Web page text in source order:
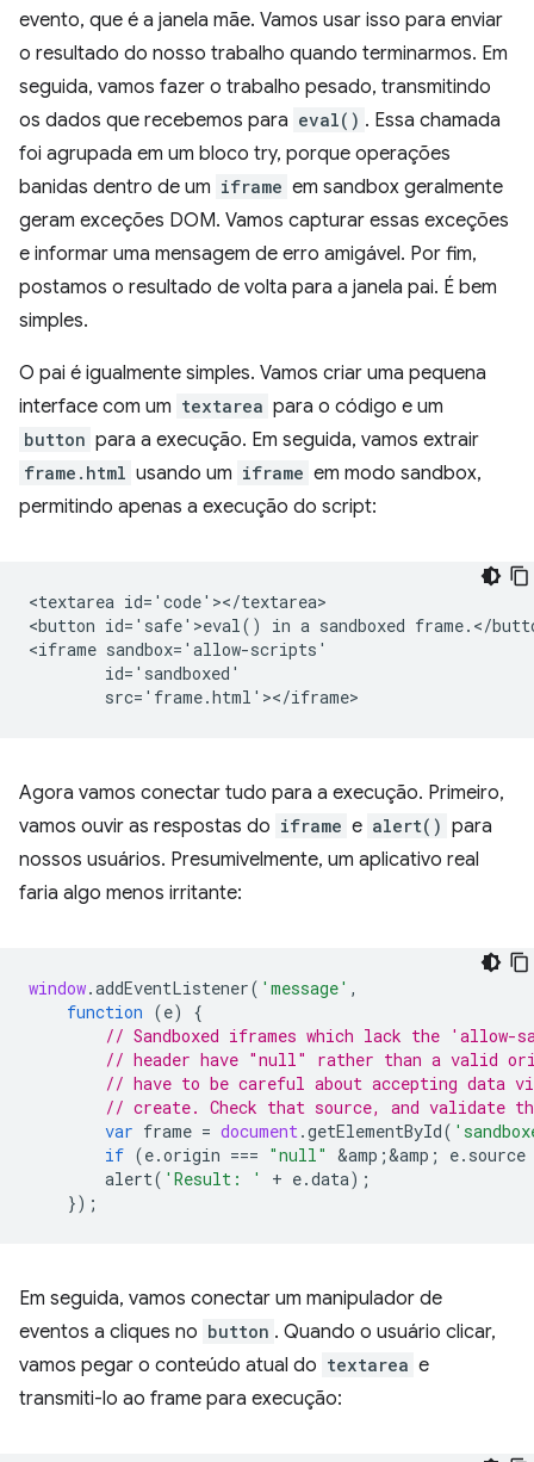
evento, que é a janela mãe. Vamos usar isso para enviar
o resultado do nosso trabalho quando terminarmos. Em
seguida, vamos fazer o trabalho pesado, transmitindo
os dados que recebemos para eval() . Essa chamada
foi agrupada em um bloco try, porque operações
banidas dentro de um iframe em sandbox geralmente
geram exceções DOM. Vamos capturar essas exceções
e informar uma mensagem de erro amigável. Por fim,
postamos o resultado de volta para a janela pai. É bem
simples.
O pai é igualmente simples. Vamos criar uma pequena
interface com um textarea para o código e um
button para a execução. Em seguida, vamos extrair
frame.html usando um iframe em modo sandbox,
permitindo apenas a execução do script:
<textarea id='code'></textarea>
<button id='safe'>eval() in a sandboxed frame.</
<iframe sandbox='allow-scripts'
        id='sandboxed'
Agora vamos conectar tudo para a execução. Primeiro,
vamos ouvir as respostas do iframe e alert() para
nossos usuários. Presumivelmente, um aplicativo real
faria algo menos irritante:
window.addEventListener( 'message' ,
function (e)
{
// Sandboxed iframes which lack the 'allow-
// header have "null" rather than a valid
// have to be careful about accepting data
// create. Check that source, and validate
var frame = document.getElementById(
if (e.origin === "null" &amp ;&amp ; e. source
alert( 'Result: ' + e.data);
});
Em seguida, vamos conectar um manipulador de
eventos a cliques no button . Quando o usuário clicar,
vamos pegar o conteúdo atual do textarea e
transmiti-lo ao frame para execução: